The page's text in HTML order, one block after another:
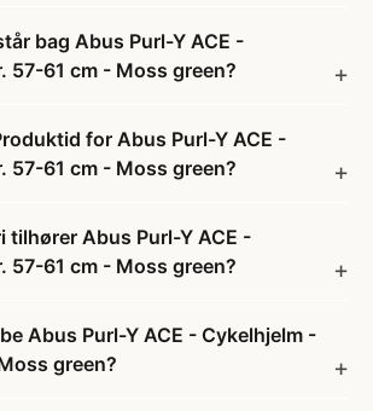
bag Abus Purl-Y ACE -
57-61 cm - Moss green?
for Abus Purl-Y ACE -
57-61 cm - Moss green?
tilhører Abus Purl-Y ACE -
57-61 cm - Moss green?
Abus Purl-Y ACE - Cykelhjelm -
green?